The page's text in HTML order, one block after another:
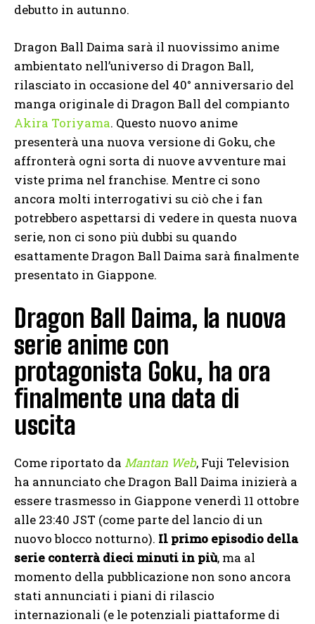
debutto in autunno.
Dragon Ball Daima sarà il nuovissimo anime
ambientato nell’universo di Dragon Ball,
rilasciato in occasione del 40° anniversario del
manga originale di Dragon Ball del compianto
Akira Toriyama. Questo nuovo anime
presenterà una nuova versione di Goku, che
affronterà ogni sorta di nuove avventure mai
viste prima nel franchise. Mentre ci sono
ancora molti interrogativi su ciò che i fan
potrebbero aspettarsi di vedere in questa nuova
serie, non ci sono più dubbi su quando
esattamente Dragon Ball Daima sarà finalmente
presentato in Giappone.
Dragon Ball Daima, la nuova
serie anime con
protagonista Goku, ha ora
finalmente una data di
uscita
Come riportato da Mantan Web, Fuji Television
ha annunciato che Dragon Ball Daima inizierà a
essere trasmesso in Giappone venerdì 11 ottobre
alle 23:40 JST (come parte del lancio di un
nuovo blocco notturno). Il primo episodio della
serie conterrà dieci minuti in più, ma al
momento della pubblicazione non sono ancora
stati annunciati i piani di rilascio
internazionali (e le potenziali piattaforme di